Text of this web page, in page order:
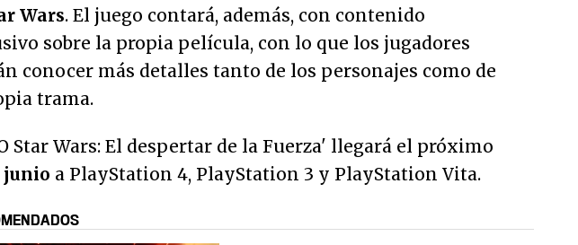
Wars. El juego contará, además, con contenido
sobre la propia película, con lo que los jugadores
conocer más detalles tanto de los personajes como de
trama.
Star Wars: El despertar de la Fuerza' llegará el próximo
junio a PlayStation 4, PlayStation 3 y PlayStation Vita.